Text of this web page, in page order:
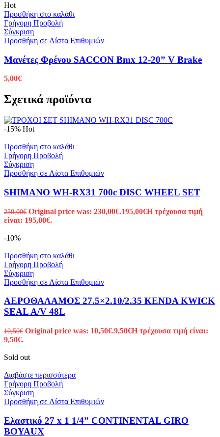
Hot
Προσθήκη στο καλάθι
Γρήγορη Προβολή
Σύγκριση
Προσθήκη σε Λίστα Επιθυμιών
Μανέτες Φρένου SACCON Bmx 12-20” V Brake
5,00€
Σχετικά προϊόντα
-15% Hot
Προσθήκη στο καλάθι
Γρήγορη Προβολή
Σύγκριση
Προσθήκη σε Λίστα Επιθυμιών
SHIMANO WH-RX31 700c DISC WHEEL SET
230,00€ Original price was: 230,00€.195,00€Η τρέχουσα τιμή
είναι: 195,00€.
-10%
Προσθήκη στο καλάθι
Γρήγορη Προβολή
Σύγκριση
Προσθήκη σε Λίστα Επιθυμιών
ΑΕΡΟΘΑΛΑΜΟΣ 27.5×2.10/2.35 KENDA KWICK
SEAL A/V 48L
10,50€ Original price was: 10,50€.9,50€Η τρέχουσα τιμή είναι:
9,50€.
Sold out
Διαβάστε περισσότερα
Γρήγορη Προβολή
Σύγκριση
Προσθήκη σε Λίστα Επιθυμιών
Ελαστικό 27 x 1 1/4” CONTINENTAL GIRO
BOYAUX